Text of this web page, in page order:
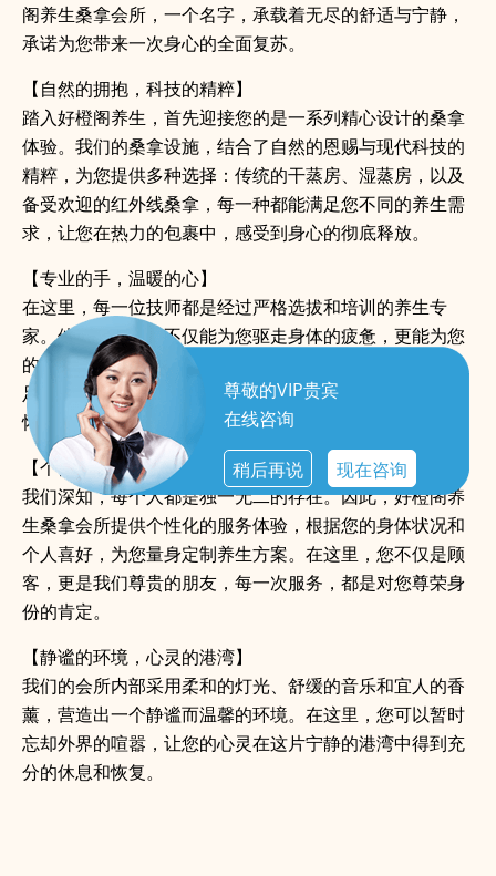
尊敬的VIP贵宾
在线咨询
稍后再说 现在咨询
阁养生桑拿会所，一个名字，承载着无尽的舒适与宁静，
承诺为您带来一次身心的全面复苏。
【自然的拥抱，科技的精粹】
踏入好橙阁养生，首先迎接您的是一系列精心设计的桑拿
体验。我们的桑拿设施，结合了自然的恩赐与现代科技的
精粹，为您提供多种选择：传统的干蒸房、湿蒸房，以及
备受欢迎的红外线桑拿，每一种都能满足您不同的养生需
求，让您在热力的包裹中，感受到身心的彻底释放。
【专业的手，温暖的心】
在这里，每一位技师都是经过严格选拔和培训的养生专
家。他们的双手，不仅能为您驱走身体的疲惫，更能为您
的心灵带来温暖的抚慰。从深层组织按摩到热石疗法，从
足底按摩到全身放松，每一次触摸都是对您健康的深切关
怀。
【个性化的体验，尊荣的享受】
我们深知，每个人都是独一无二的存在。因此，好橙阁养
生桑拿会所提供个性化的服务体验，根据您的身体状况和
个人喜好，为您量身定制养生方案。在这里，您不仅是顾
客，更是我们尊贵的朋友，每一次服务，都是对您尊荣身
份的肯定。
【静谧的环境，心灵的港湾】
我们的会所内部采用柔和的灯光、舒缓的音乐和宜人的香
薰，营造出一个静谧而温馨的环境。在这里，您可以暂时
忘却外界的喧嚣，让您的心灵在这片宁静的港湾中得到充
分的休息和恢复。